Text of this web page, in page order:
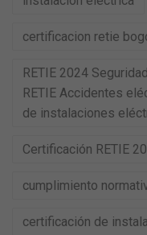
certificacion retie
RETIE 2024
RETIE Accidentes
de instalaciones
Certificación RETIE
cumplimiento
certificación de